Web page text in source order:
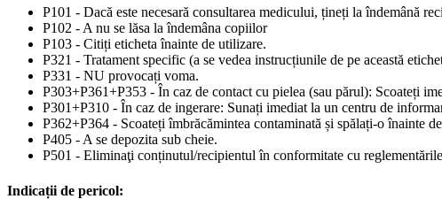
P101 - Dacă este necesară consultarea medicului, țineți la îndemână
P102 - A nu se lăsa la îndemâna copiilor
P103 - Citiți eticheta înainte de utilizare.
P321 - Tratament specific (a se vedea instrucțiunile de pe această
P331 - NU provocați voma.
P303+P361+P353 - În caz de contact cu pielea (sau părul): Scoateți
P301+P310 - În caz de ingerare: Sunați imediat la un centru de
P362+P364 - Scoateți îmbrăcămintea contaminată și spălați-o înainte
P405 - A se depozita sub cheie.
P501 - Eliminaţi conținutul/recipientul în conformitate cu
Indicații de pericol: